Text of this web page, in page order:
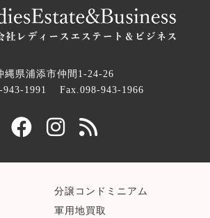
縄県浦添市仲間1-24-26
1991
Fax.098-943-1966
分譲コンドミニアム
軍用地買取